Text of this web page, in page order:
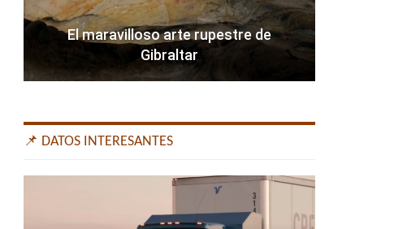
El maravilloso arte rupestre de
Gibraltar
📌 DATOS INTERESANTES